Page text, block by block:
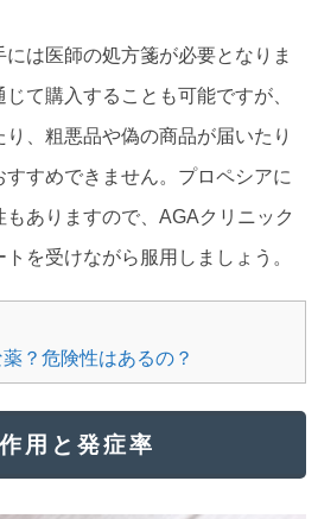
は医師の処方箋が必要となりま
て購入することも可能ですが、
、粗悪品や偽の商品が届いたり
すめできません。プロペシアに
ありますので、AGAクリニック
を受けながら服用しましょう。
？危険性はあるの？
用と発症率